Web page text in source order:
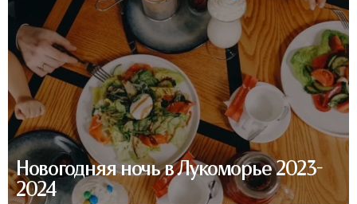
Новогодняя ночь в Лукоморье 2023-
2024